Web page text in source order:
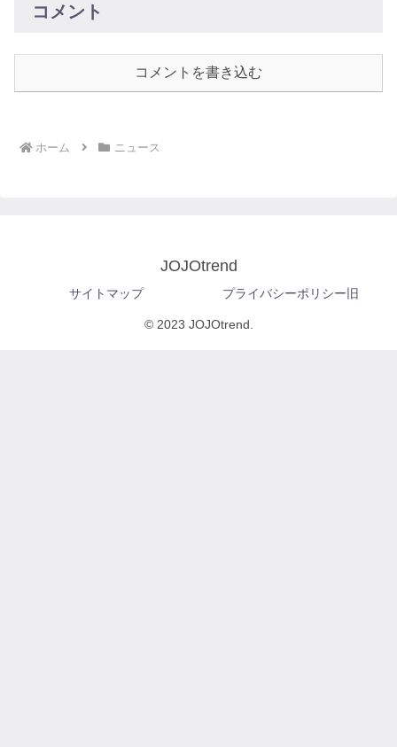
コメント
コメントを書き込む
ホーム ニュース
JOJOtrend
サイトマップ プライバシーポリシー旧
© 2023 JOJOtrend.